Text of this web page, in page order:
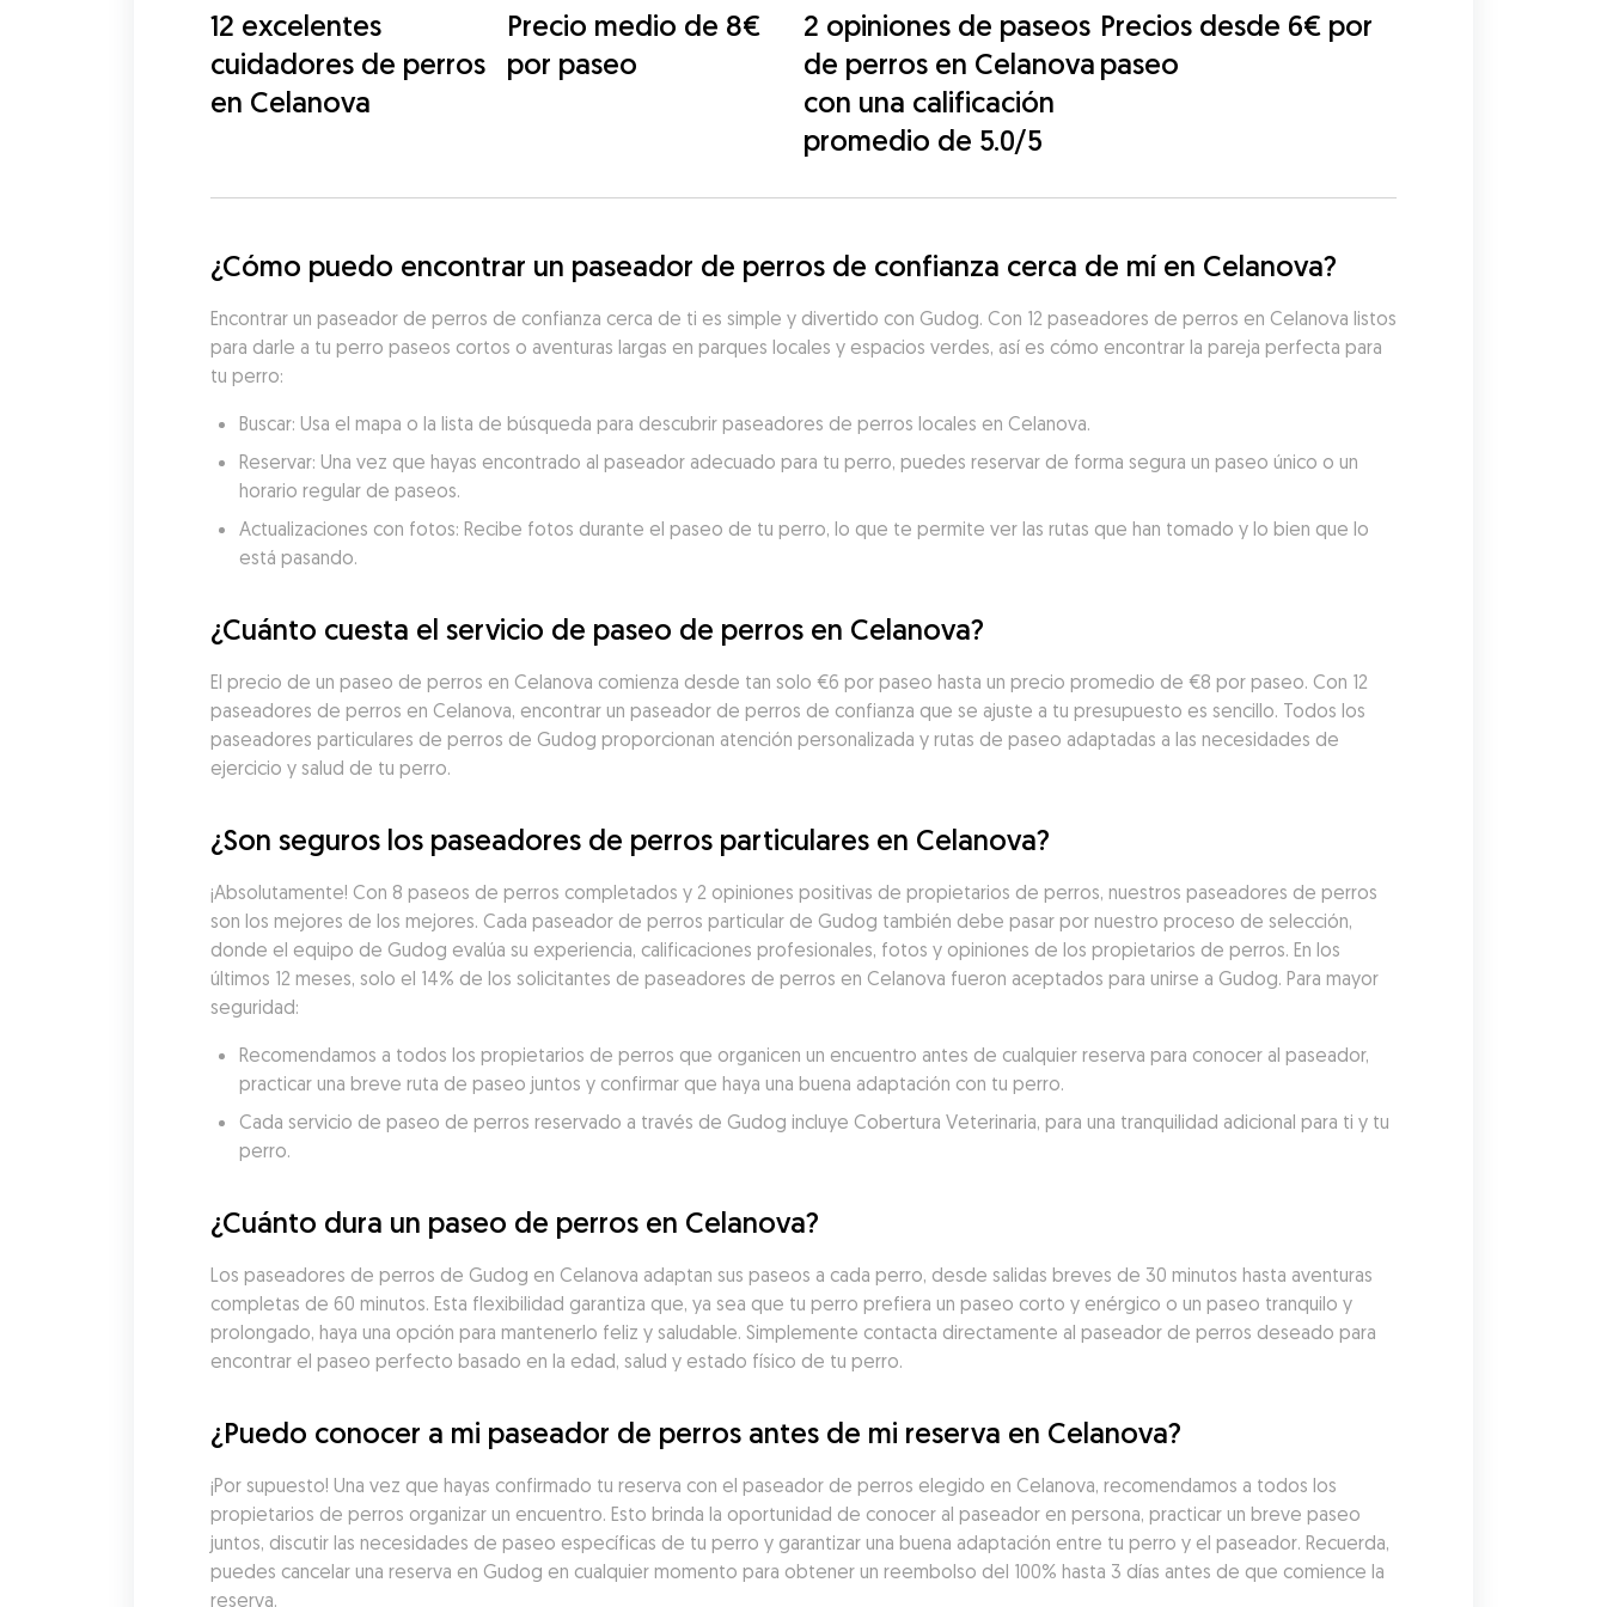
12 excelentes
cuidadores de perros
en Celanova
Precio medio de 8€
por paseo
2 opiniones de paseos
de perros en Celanova
con una calificación
promedio de 5.0/5
Precios desde 6€ por
paseo
¿Cómo puedo encontrar un paseador de perros de confianza cerca de mí en Celanova?
Encontrar un paseador de perros de confianza cerca de ti es simple y divertido con Gudog. Con 12 paseadores de perros en Celanova listos
para darle a tu perro paseos cortos o aventuras largas en parques locales y espacios verdes, así es cómo encontrar la pareja perfecta para
tu perro:
Buscar: Usa el mapa o la lista de búsqueda para descubrir paseadores de perros locales en Celanova.
Reservar: Una vez que hayas encontrado al paseador adecuado para tu perro, puedes reservar de forma segura un paseo único o un
horario regular de paseos.
Actualizaciones con fotos: Recibe fotos durante el paseo de tu perro, lo que te permite ver las rutas que han tomado y lo bien que lo
está pasando.
¿Cuánto cuesta el servicio de paseo de perros en Celanova?
El precio de un paseo de perros en Celanova comienza desde tan solo €6 por paseo hasta un precio promedio de €8 por paseo. Con 12
paseadores de perros en Celanova, encontrar un paseador de perros de confianza que se ajuste a tu presupuesto es sencillo. Todos los
paseadores particulares de perros de Gudog proporcionan atención personalizada y rutas de paseo adaptadas a las necesidades de
ejercicio y salud de tu perro.
¿Son seguros los paseadores de perros particulares en Celanova?
¡Absolutamente! Con 8 paseos de perros completados y 2 opiniones positivas de propietarios de perros, nuestros paseadores de perros
son los mejores de los mejores. Cada paseador de perros particular de Gudog también debe pasar por nuestro proceso de selección,
donde el equipo de Gudog evalúa su experiencia, calificaciones profesionales, fotos y opiniones de los propietarios de perros. En los
últimos 12 meses, solo el 14% de los solicitantes de paseadores de perros en Celanova fueron aceptados para unirse a Gudog. Para mayor
seguridad:
Recomendamos a todos los propietarios de perros que organicen un encuentro antes de cualquier reserva para conocer al paseador,
practicar una breve ruta de paseo juntos y confirmar que haya una buena adaptación con tu perro.
Cada servicio de paseo de perros reservado a través de Gudog incluye Cobertura Veterinaria, para una tranquilidad adicional para ti y tu
perro.
¿Cuánto dura un paseo de perros en Celanova?
Los paseadores de perros de Gudog en Celanova adaptan sus paseos a cada perro, desde salidas breves de 30 minutos hasta aventuras
completas de 60 minutos. Esta flexibilidad garantiza que, ya sea que tu perro prefiera un paseo corto y enérgico o un paseo tranquilo y
prolongado, haya una opción para mantenerlo feliz y saludable. Simplemente contacta directamente al paseador de perros deseado para
encontrar el paseo perfecto basado en la edad, salud y estado físico de tu perro.
¿Puedo conocer a mi paseador de perros antes de mi reserva en Celanova?
¡Por supuesto! Una vez que hayas confirmado tu reserva con el paseador de perros elegido en Celanova, recomendamos a todos los
propietarios de perros organizar un encuentro. Esto brinda la oportunidad de conocer al paseador en persona, practicar un breve paseo
juntos, discutir las necesidades de paseo específicas de tu perro y garantizar una buena adaptación entre tu perro y el paseador. Recuerda,
puedes cancelar una reserva en Gudog en cualquier momento para obtener un reembolso del 100% hasta 3 días antes de que comience la
reserva.